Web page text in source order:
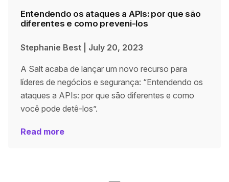
Entendendo os ataques a APIs: por que são
diferentes e como preveni-los
Stephanie Best July 20, 2023
A Salt acaba de lançar um novo recurso para
líderes de negócios e segurança: “Entendendo os
ataques a APIs: por que são diferentes e como
você pode detê-los”.
Read more